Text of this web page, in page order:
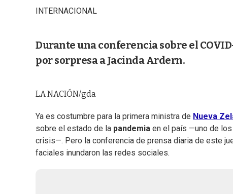
INTERNACIONAL
Durante una conferencia sobre el
por sorpresa a Jacinda Ardern.
LA NACIÓN/gda
Ya es costumbre para la primera ministra de Nueva
sobre el estado de la pandemia en el país —uno de
crisis—. Pero la conferencia de prensa diaria de este
faciales inundaron las redes sociales.